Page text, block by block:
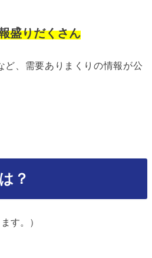
盛りだくさん
ど、需要ありまくりの情報が公
？
す。）